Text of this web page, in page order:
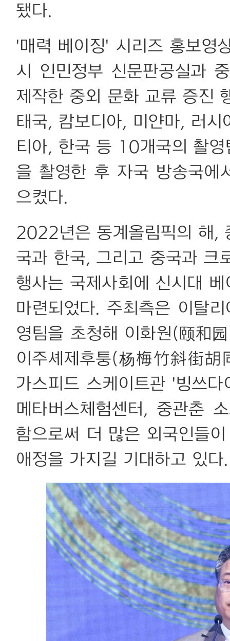
됐다.
'매력 베이징' 시리즈 홍보영
시 인민정부 신문판공실과
제작한 중외 문화 교류 증진
태국, 캄보디아, 미얀마, 러
티아, 한국 등 10개국의 촬
을 촬영한 후 자국 방송국에
으켰다.
2022년은 동계올림픽의 해,
국과 한국, 그리고 중국과 크
행사는 국제사회에 신시대
마련되었다. 주최측은 이탈
영팀을 초청해 이화원(颐和
이주셰제후퉁(杨梅竹斜街
가스피드 스케이트관 '빙쓰
메타버스체험센터, 중관춘
함으로써 더 많은 외국인들
애정을 가지길 기대하고 있다.